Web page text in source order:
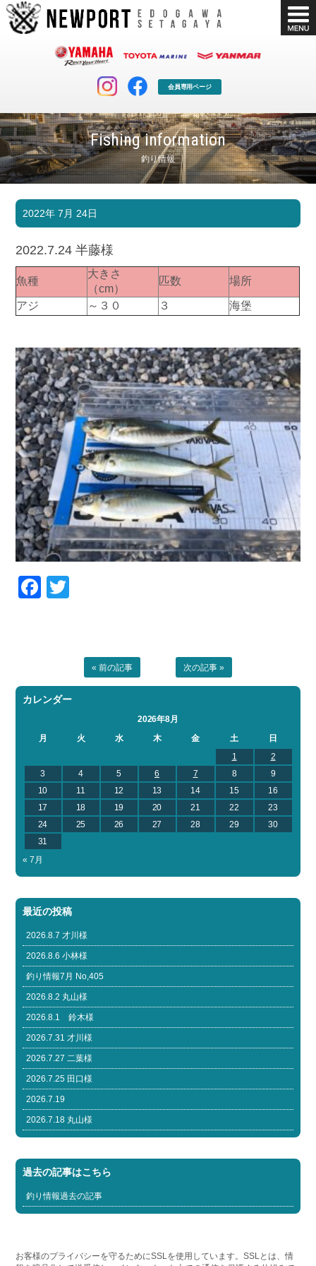
会員専用ページ
Fishing information
釣り情報
マリンクラブ
マリンライフを堪能したい！
ボート販売
ボート免許
長年の実績と信頼！
店舗情報 公式ブログ
Blog
採用情報
Recruit
リンク集
Link
2022年 7月 24日
2022.7.24 半藤様
魚種
大きさ
（cm）
匹数 場所
アジ ～３０ ３ 海堡
Facebook
« 前の記事 次の記事 »
カレンダー
2026年8月
月
火 水 木 金 土
日
1
2
3
4 5 6 7 8
9
10
11 12 13 14 15
16
17
18 19 20 21 22
23
24
25 26 27 28 29
30
31
« 7月
最近の投稿
2026.8.7 才川様
2026.8.6 小林様
釣り情報7月 No,405
2026.8.2 丸山様
2026.8.1 鈴木様
2026.7.31 才川様
2026.7.27 二葉様
2026.7.25 田口様
2026.7.19
2026.7.18 丸山様
過去の記事はこちら
釣り情報過去の記事
お客様のプライバシーを守るためにSSLを使用しています。SSLとは、情